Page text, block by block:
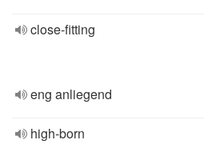
close-fitting
eng anliegend
high-born